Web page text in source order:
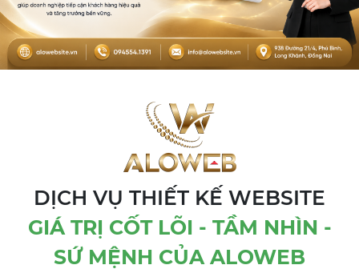
DỊCH VỤ THIẾT KẾ WEBSITE
GIÁ TRỊ CỐT LÕI - TẦM NHÌN -
SỨ MỆNH CỦA ALOWEB